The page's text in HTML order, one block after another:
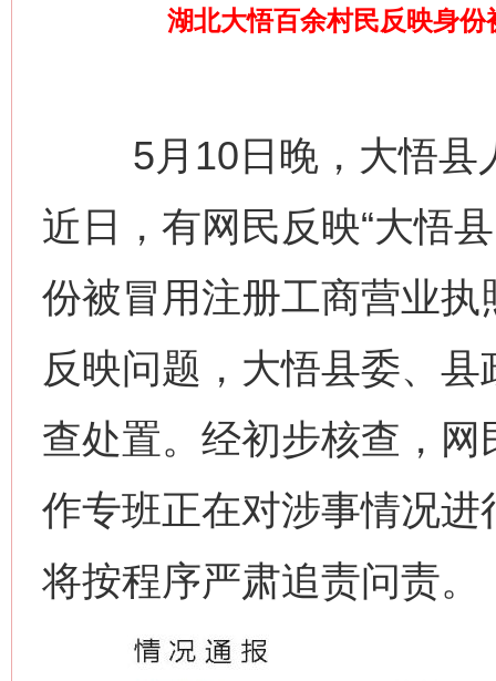
湖北大悟百余村民反映身
5月10日晚，大悟县
近日，有网民反映“大悟
份被冒用注册工商营业执
反映问题，大悟县委、
查处置。经初步核查，
作专班正在对涉事情况
将按程序严肃追责问责。